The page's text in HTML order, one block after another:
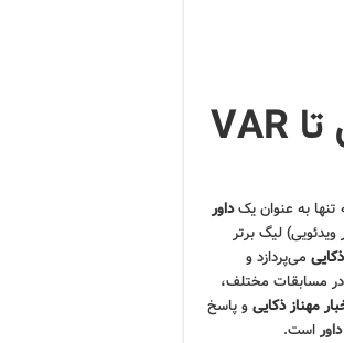
مهناز ذکایی داور: قضاوت از والیبال تا VAR
به عنوان یکداور
لیگ برتر
می‌پردازد و
مسابقات مختلف،
مهناز ذکاییو پاسخ
است.